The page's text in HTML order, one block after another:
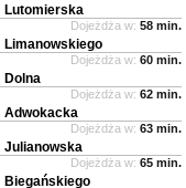
Lutomierska
Dojeżdża w: 58 min.
Limanowskiego
Dojeżdża w: 60 min.
Dolna
Dojeżdża w: 62 min.
Adwokacka
Dojeżdża w: 63 min.
Julianowska
Dojeżdża w: 65 min.
Biegańskiego